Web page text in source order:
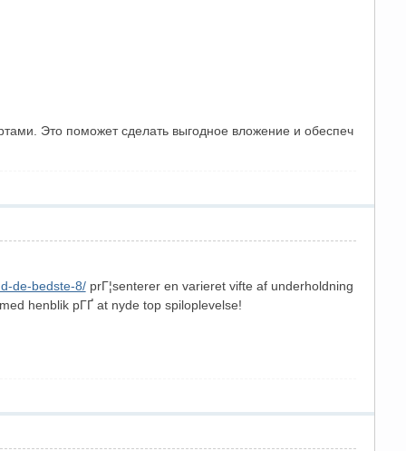
Это поможет сделать выгодное вложение и обеспеч
de-bedste-8/prГ¦senterer en varieret vifte af underholdning
henblik pГҐ at nyde top spiloplevelse!